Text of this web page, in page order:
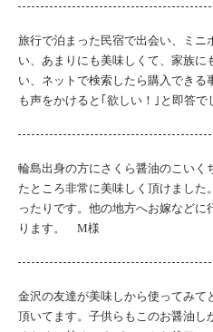
旅行で泊まった民宿で出会い、ミニ
い、あまりにも美味しくて、家族に
い、ネットで検索したら購入できる
も声をかけると｢欲しい！｣と即答
輪島出身の方にさくら醤油のこいく
たところ非常に美味しく頂けまし
ったりです。他の地方へお嫁など
ります。 M様
金沢の友達が美味しから使ってみて
頂いてます。子供らもこのお醤油し